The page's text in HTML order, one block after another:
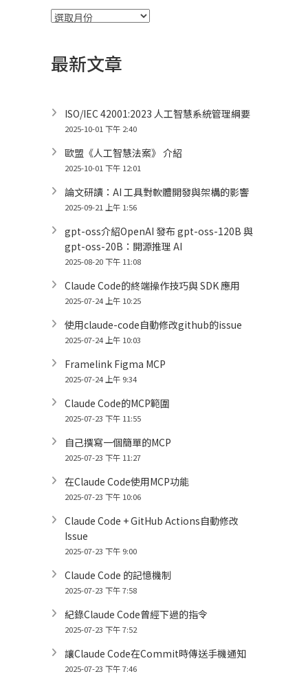
彙
最新文章
ISO/IEC 42001:2023 人工智慧系統管理綱要
2025-10-01 下午 2:40
歐盟《人工智慧法案》 介紹
2025-10-01 下午 12:01
論文研讀：AI 工具對軟體開發與架構的影響
2025-09-21 上午 1:56
gpt-oss介紹OpenAI 發布 gpt-oss-120B 與
gpt-oss-20B：開源推理 AI
2025-08-20 下午 11:08
Claude Code的終端操作技巧與 SDK 應用
2025-07-24 上午 10:25
使用claude-code自動修改github的issue
2025-07-24 上午 10:03
Framelink Figma MCP
2025-07-24 上午 9:34
Claude Code的MCP範圍
2025-07-23 下午 11:55
自己撰寫一個簡單的MCP
2025-07-23 下午 11:27
在Claude Code使用MCP功能
2025-07-23 下午 10:06
Claude Code + GitHub Actions自動修改
Issue
2025-07-23 下午 9:00
Claude Code 的記憶機制
2025-07-23 下午 7:58
紀錄Claude Code曾經下過的指令
2025-07-23 下午 7:52
讓Claude Code在Commit時傳送手機通知
2025-07-23 下午 7:46